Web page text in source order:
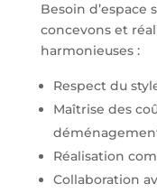
Besoin d’espace
concevons et
harmonieuses :
Respect du
Maîtrise des
Réalisation
Collaboration